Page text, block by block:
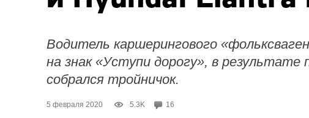
Водитель каршерингового
на знак «Уступи дорогу», в результате
собрался тройничок.
5 февраля 2020 5.3K 16